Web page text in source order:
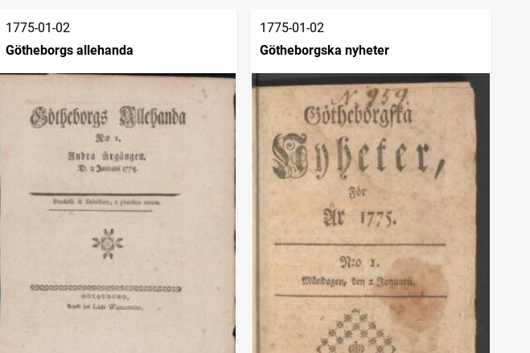
1775-01-02
Götheborgs allehanda
1775-01-02
Götheborgska nyheter